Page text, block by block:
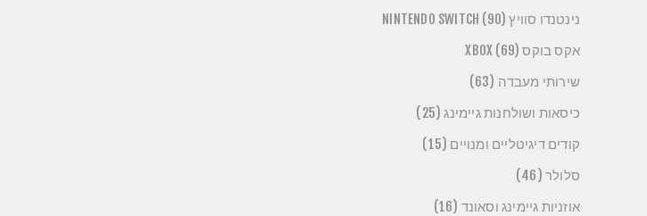
נינטנדו סוויץ NINTENDO SWITCH (90)
אקס בוקס XBOX (69)
שירותי מעבדה (63)
כיסאות ושולחנות גיימינג (25)
קודים דיגיטליים ומנויים (15)
סלולר (46)
אוזניות גיימינג וסאונד (16)